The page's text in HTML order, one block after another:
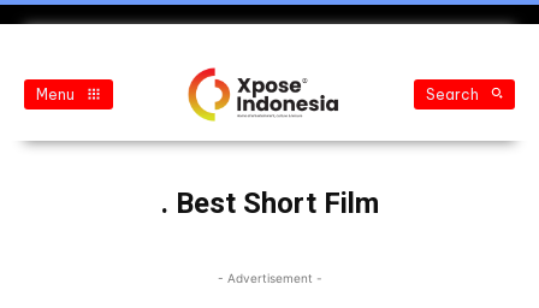
Menu Search
. Best Short Film
- Advertisement -